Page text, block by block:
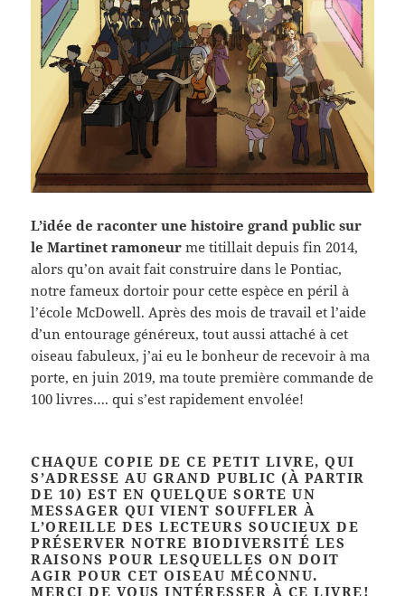
L’idée de raconter une histoire grand public sur
le Martinet ramoneurme titillait depuis fin 2014,
alors qu’on avait fait construire dans le Pontiac,
notre fameux dortoir pour cette espèce en péril à
l’école McDowell. Après des mois de travail et l’aide
d’un entourage généreux, tout aussi attaché à cet
oiseau fabuleux, j’ai eu le bonheur de recevoir à ma
porte, en juin 2019, ma toute première commande de
100 livres…. qui s’est rapidement envolée!
CHAQUE COPIE DE CE PETIT LIVRE, QUI
S’ADRESSE AU GRAND PUBLIC (À PARTIR
DE 10) EST EN QUELQUE SORTE UN
MESSAGER QUI VIENT SOUFFLER À
L’OREILLE DES LECTEURS SOUCIEUX DE
PRÉSERVER NOTRE BIODIVERSITÉ LES
RAISONS POUR LESQUELLES ON DOIT
AGIR POUR CET OISEAU MÉCONNU.
MERCI DE VOUS INTÉRESSER À CE LIVRE!